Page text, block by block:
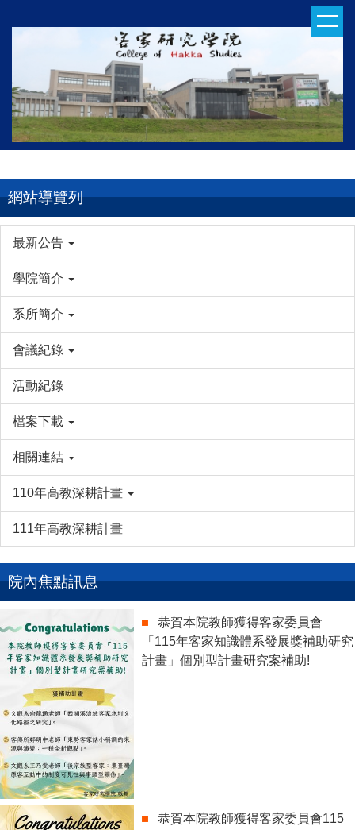
到
內
容
區
網站導覽列
最新公告
學院簡介
系所簡介
會議紀錄
活動紀錄
檔案下載
相關連結
110年高教深耕計畫
111年高教深耕計畫
院內焦點訊息
恭賀本院教師獲得客家委員會
「115年客家知識體系發展獎補助研究
計畫」個別型計畫研究案補助!
恭賀本院教師獲得客家委員會115